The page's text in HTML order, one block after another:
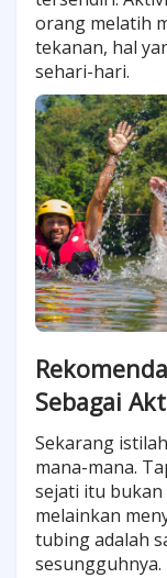
orang melatih
tekanan, hal
sehari-hari.
Sebagai
Sekarang
mana-mana.
sejati itu
melainkan
tubing adalah
sesungguhnya.